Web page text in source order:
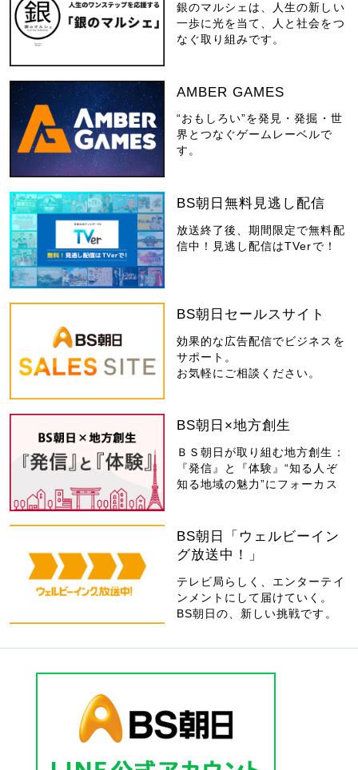
銀のマルシェは、人生の新しい
一歩に光を当て、人と社会をつ
なぐ取り組みです。
AMBER GAMES
“おもしろい”を発見・発掘・世
界とつなぐゲームレーベルで
す。
BS朝日無料見逃し配信
放送終了後、期間限定で無料配
信中！見逃し配信はTVerで！
BS朝日セールスサイト
効果的な広告配信でビジネスを
サポート。
お気軽にご相談ください。
BS朝日×地方創生
ＢＳ朝日が取り組む地方創生：
『発信』と『体験』“知る人ぞ
知る地域の魅力”にフォーカス
BS朝日「ウェルビーイン
グ放送中！」
テレビ局らしく、エンターテイ
ンメントにして届けていく。
BS朝日の、新しい挑戦です。